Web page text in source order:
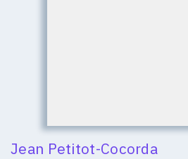
Jean Petitot-Cocorda